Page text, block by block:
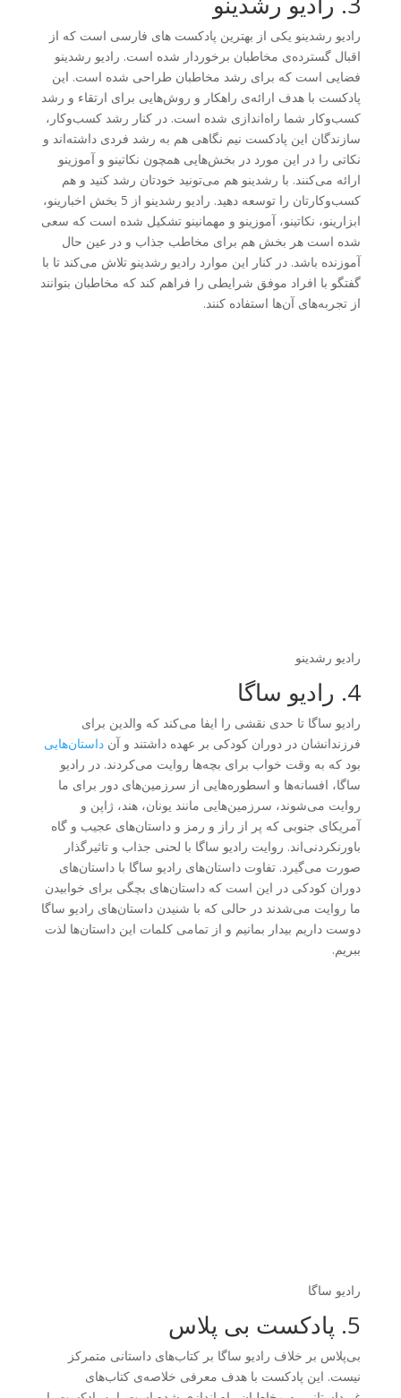
رادیو رشدینو یکی از بهترین پادکست های فارسی است که از
اقبال گسترده‌ی مخاطبان برخوردار شده است. رادیو رشدینو
فضایی است که برای رشد مخاطبان طراحی شده است. این
پادکست با هدف ارائه‌ی راهکار و روش‌هایی برای ارتقاء و رشد
کسب‌وکار شما راه‌اندازی شده است. در کنار رشد کسب‌وکار،
سازندگان این پادکست نیم نگاهی هم به رشد فردی داشته‌اند و
نکاتی را در این مورد در بخش‌هایی همچون نکاتینو و آموزینو
ارائه می‌کنند. با رشدینو هم می‌تونید خودتان رشد کنید و هم
کسب‌وکارتان را توسعه دهید. رادیو رشدینو از 5 بخش اخبارینو،
ابزارینو، نکاتینو، آموزینو و مهمانینو تشکیل شده است که سعی
شده است هر بخش هم برای مخاطب جذاب و در عین حال
آموزنده باشد. در کنار این موارد رادیو رشدینو تلاش می‌کند تا با
گفتگو با افراد موفق شرایطی را فراهم کند که مخاطبان بتوانند
از تجربه‌های آن‌ها استفاده کنند.
رادیو رشدینو
4. رادیو ساگا
رادیو ساگا تا حدی نقشی را ایفا می‌کند که والدین برای
فرزندانشان در دوران کودکی بر عهده داشتند و آن داستان‌هایی
بود که به وقت خواب برای بچه‌ها روایت می‌کردند. در رادیو
ساگا، افسانه‌ها و اسطوره‌هایی از سرزمین‌های دور برای ما
روایت می‌شوند، سرزمین‌هایی مانند یونان، هند، ژاپن و
آمریکای جنوبی که پر از راز و رمز و داستان‌های عجیب و گاه
باورنکردنی‌اند. روایت رادیو ساگا با لحنی جذاب و تاثیرگذار
صورت می‌گیرد. تفاوت داستان‌های رادیو ساگا با داستان‌های
دوران کودکی در این است که داستان‌های بچگی برای خوابیدن
ما روایت می‌شدند در حالی که با شنیدن داستان‌های رادیو ساگا
دوست داریم بیدار بمانیم و از تمامی کلمات این داستان‌ها لذت
ببریم.
رادیو ساگا
5. پادکست بی‌ پلاس
بی‌پلاس بر خلاف رادیو ساگا بر کتاب‌‎های داستانی متمرکز
نیست. این پادکست با هدف معرفی خلاصه‌ی کتاب‌های